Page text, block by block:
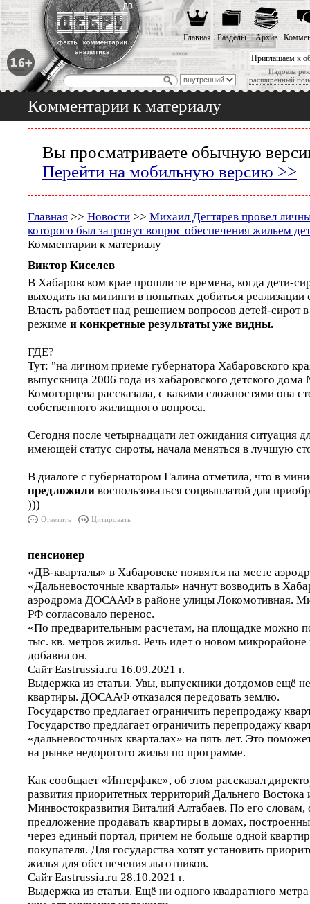
Приглашаем к
Надоела
расширенный
Главная Разделы Архив
Комментарии к материалу
Вы просматриваете обычную
Перейти на мобильную версию >>
Главная >> Новости >> Михаил Дегтярев провел
которого был затронут вопрос обеспечения жильем
Комментарии к материалу
Виктор Киселев
В Хабаровском крае прошли те времена, когда дети-
выходить на митинги в попытках добиться реализации
Власть работает над решением вопросов детей-сирот
режиме и конкретные результаты уже видны.
ГДЕ?
Тут: "на личном приеме губернатора Хабаровского
выпускница 2006 года из хабаровского детского
Комогорцева рассказала, с какими сложностями она
собственного жилищного вопроса.
Сегодня после четырнадцати лет ожидания ситуация
имеющей статус сироты, начала меняться в лучшую
В диалоге с губернатором Галина отметила, что в
предложили воспользоваться соцвыплатой для
)))
Ответить Цитировать
пенсионер
«ДВ-кварталы» в Хабаровске появятся на месте
«Дальневосточные кварталы» начнут возводить в
аэродрома ДОСААФ в районе улицы Локомотивная.
РФ согласовало перенос.
«По предварительным расчетам, на площадке можно
тыс. кв. метров жилья. Речь идет о новом
добавил он.
Сайт Eastrussia.ru 16.09.2021 г.
Выдержка из статьи. Увы, выпускники дотдомов ещё
квартиры. ДОСААФ отказался передовать землю.
Государство предлагает ограничить перепродажу
Государство предлагает ограничить перепродажу
«дальневосточных кварталах» на пять лет. Это
на рынке недорогого жилья по программе.
Как сообщает «Интерфакс», об этом рассказал
развития приоритетных территорий Дальнего Востока
Минвостокразвития Виталий Алтабаев. По его словам,
предложение продавать квартиры в домах,
через единый портал, причем не больше одной
покупателя. Для государства хотят установить
жилья для обеспечения льготников.
Сайт Eastrussia.ru 28.10.2021 г.
Выдержка из статьи. Ещё ни одного квадратного